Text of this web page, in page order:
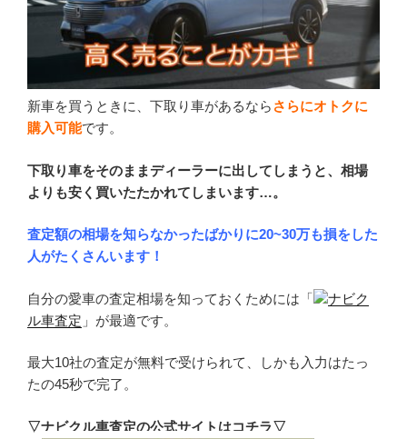
新車を買うときに、下取り車があるなら さらにオトクに
購入可能です。
下取り車をそのままディーラーに出してしまうと、相場
よりも安く買いたたかれてしまいます…。
査定額の相場を知らなかったばかりに20~30万も損をした
人がたくさんいます！
自分の愛車の査定相場を知っておくためには「
ナビク
ル車査定 」が最適です。
最大10社の査定が無料で受けられて、しかも入力はたっ
たの45秒で完了。
▽ナビクル車査定の公式サイトはコチラ▽